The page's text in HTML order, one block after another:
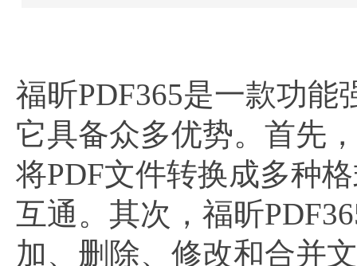
福昕PDF365是一款功能
它具备众多优势。首先
将PDF文件转换成多种
互通。其次，福昕
加、删除、修改和合并